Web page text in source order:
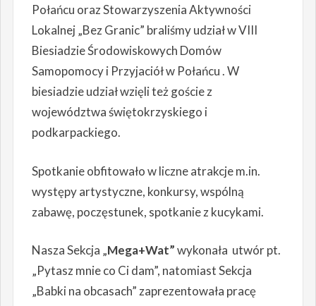
Połańcu oraz Stowarzyszenia Aktywności
Lokalnej „Bez Granic” braliśmy udział w VIII
Biesiadzie Środowiskowych Domów
Samopomocy i Przyjaciół w Połańcu . W
biesiadzie udział wzięli też goście z
województwa świętokrzyskiego i
podkarpackiego.
Spotkanie obfitowało w liczne atrakcje m.in.
występy artystyczne, konkursy, wspólną
zabawę, poczęstunek, spotkanie z kucykami.
Nasza Sekcja „Mega+Wat”wykonała utwór pt.
„Pytasz mnie co Ci dam”, natomiast Sekcja
„Babki na obcasach” zaprezentowała pracę